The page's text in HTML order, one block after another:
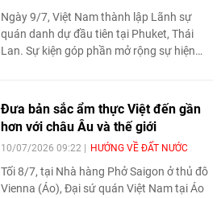
Ngày 9/7, Việt Nam thành lập Lãnh sự
quán danh dự đầu tiên tại Phuket, Thái
Lan. Sự kiện góp phần mở rộng sự hiện
tác với khu vực kinh tế năng động bên bờ
biển Andaman.
Đưa bản sắc ẩm thực Việt đến gần
hơn với châu Âu và thế giới
10/07/2026 09:22 HƯỚNG VỀ ĐẤT NƯỚC
Tối 8/7, tại Nhà hàng Phở Saigon ở thủ đô
Vienna (Áo), Đại sứ quán Việt Nam tại Áo